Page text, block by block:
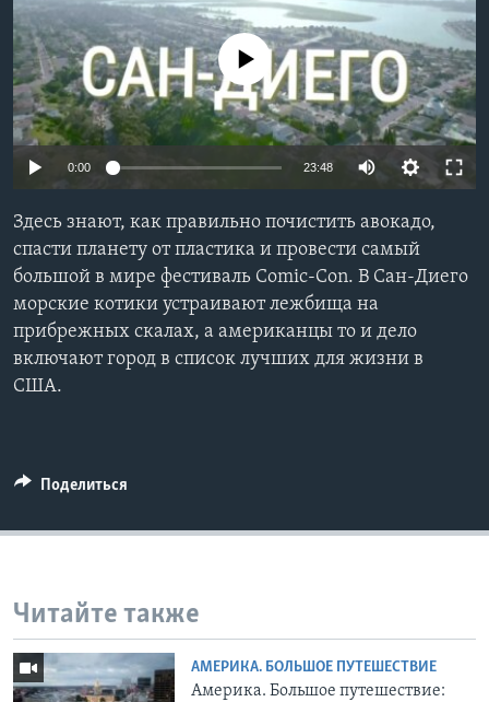
Learning English
СОЦИАЛЬНЫЕ СЕТИ
No media source currently available
0:00 23:48
Здесь знают, как правильно почистить авокадо,
спасти планету от пластика и провести самый
большой в мире фестиваль Comic-Con. В Сан-Диего
морские котики устраивают лежбища на
прибрежных скалах, а американцы то и дело
включают город в список лучших для жизни в
США.
Поделиться
Читайте также
АМЕРИКА. БОЛЬШОЕ ПУТЕШЕСТВИЕ
Америка. Большое путешествие: